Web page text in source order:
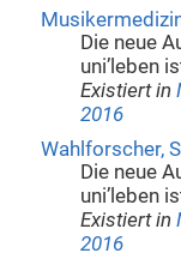
Die neue
uni’leben
Existiert in
2016
Wahlforscher,
Die neue
uni’leben
Existiert in
2016